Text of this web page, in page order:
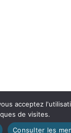
acceptez
de visites.
Consulter les